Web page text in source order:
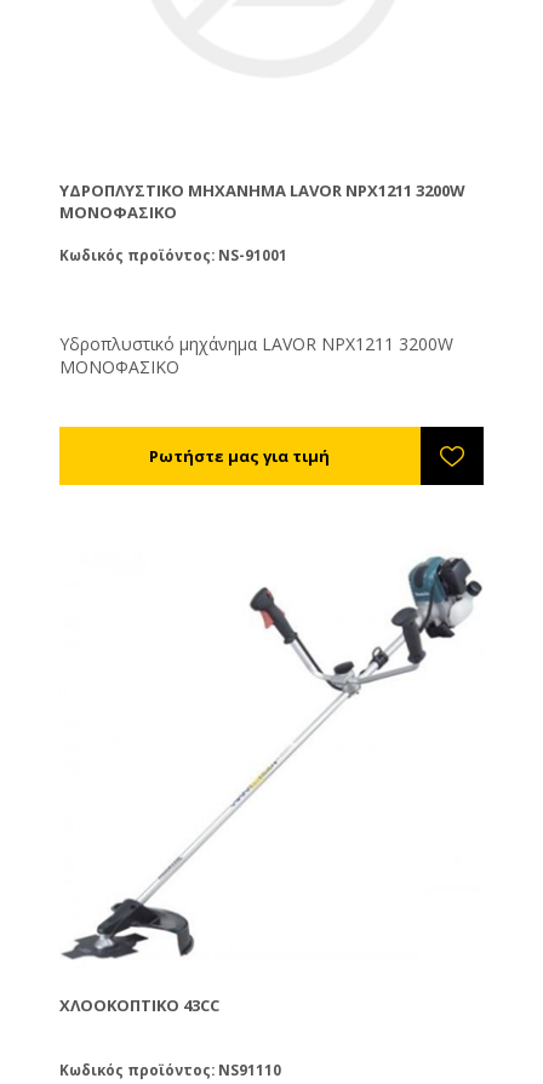
ΥΔΡΟΠΛΥΣΤΙΚΌ ΜΗΧΆΝΗΜΑ LAVOR ΝPX1211 3200W
ΜΟΝΟΦΑΣΙΚΟ
Κωδικός προϊόντος: NS-91001
Υδροπλυστικό μηχάνημα LAVOR ΝPX1211 3200W
ΜΟΝΟΦΑΣΙΚΟ
ΧΛΟΟΚΟΠΤΙΚΌ 43CC
Κωδικός προϊόντος: NS91110